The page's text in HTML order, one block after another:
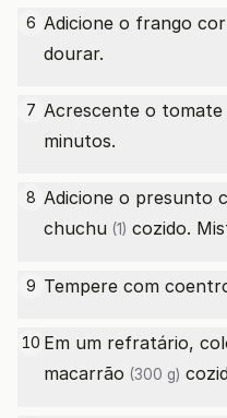
6 Adicione o frango
dourar.
7 Acrescente o tomate
minutos.
8 Adicione o presunto
chuchu (1) cozido.
9 Tempere com
10 Em um refratário,
macarrão (300 g)